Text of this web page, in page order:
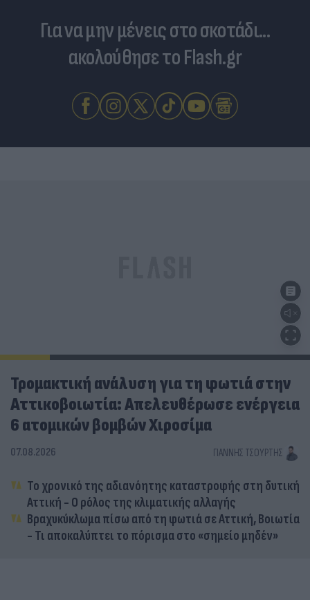
Για να μην μένεις στο σκοτάδι...
ακολούθησε το Flash.gr
Τρομακτική ανάλυση για τη φωτιά στην
Αττικοβοιωτία: Απελευθέρωσε ενέργεια
6 ατομικών βομβών Χιροσίμα
07.08.2026 ΓΙΆΝΝΗΣ ΤΣΟΎΡΤΗΣ
Το χρονικό της αδιανόητης καταστροφής στη δυτική
Αττική - Ο ρόλος της κλιματικής αλλαγής
Βραχυκύκλωμα πίσω από τη φωτιά σε Αττική, Βοιωτία
- Τι αποκαλύπτει το πόρισμα στο «σημείο μηδέν»